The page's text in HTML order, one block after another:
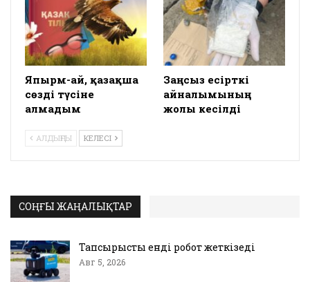
Япырм-ай, қазақша
сөзді түсіне
алмадым
Заңсыз есірткі
айналымының
жолы кесілді
АЛДЫҢҒЫ КЕЛЕСІ
СОҢҒЫ ЖАҢАЛЫҚТАР
Тапсырысты енді робот жеткізеді
Авг 5, 2026